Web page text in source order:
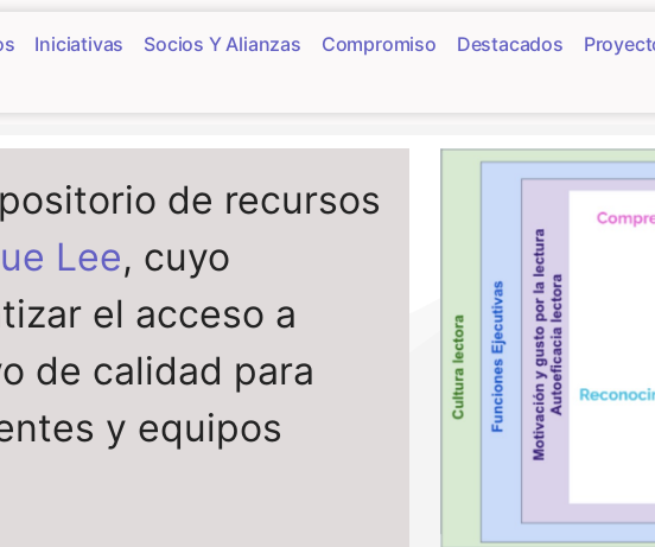
Iniciativas Socios Y Alianzas Compromiso Destacados
de recursos
Lee, cuyo
el acceso a
de calidad para
y equipos